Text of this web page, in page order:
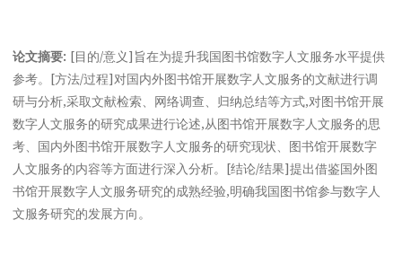
论文摘要: [目的/意义]旨在为提升我国图书馆数字人文服务水平提供
参考。[方法/过程]对国内外图书馆开展数字人文服务的文献进行调
研与分析,采取文献检索、网络调查、归纳总结等方式,对图书馆开展
数字人文服务的研究成果进行论述,从图书馆开展数字人文服务的思
考、国内外图书馆开展数字人文服务的研究现状、图书馆开展数字
人文服务的内容等方面进行深入分析。[结论/结果]提出借鉴国外图
书馆开展数字人文服务研究的成熟经验,明确我国图书馆参与数字人
文服务研究的发展方向。